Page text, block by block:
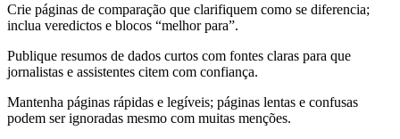
Crie páginas de comparação que clarifiquem como se diferencia;
inclua veredictos e blocos “melhor para”.
Publique resumos de dados curtos com fontes claras para que
jornalistas e assistentes citem com confiança.
Mantenha páginas rápidas e legíveis; páginas lentas e confusas
podem ser ignoradas mesmo com muitas menções.